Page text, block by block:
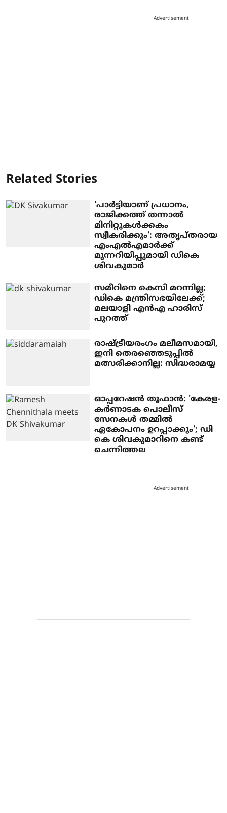
Advertisement
Related Stories
'പാർട്ടിയാണ് പ്രധാനം,
രാജിക്കത്ത് തന്നാൽ
മിനിറ്റുകൾക്കകം
സ്വീകരിക്കും': അതൃപ്തരായ
എംഎൽഎമാർക്ക്
മുന്നറിയിപ്പുമായി ഡികെ
ശിവകുമാർ
സമീറിനെ കെസി മറന്നില്ല;
ഡികെ മന്ത്രിസഭയിലേക്ക്;
മലയാളി എൻഎ ഹാരിസ്
പുറത്ത്
രാഷ്ട്രീയരംഗം മലീമസമായി,
ഇനി തെരഞ്ഞെടുപ്പില്‍
മത്സരിക്കാനില്ല: സിദ്ധരാമയ്യ
ഓപ്പറേഷന്‍ തൂഫാന്‍: 'കേരള-
കര്‍ണാടക പൊലീസ്
സേനകള്‍ തമ്മില്‍
ഏകോപനം ഉറപ്പാക്കും'; ഡി
കെ ശിവകുമാറിനെ കണ്ട്
ചെന്നിത്തല
Advertisement